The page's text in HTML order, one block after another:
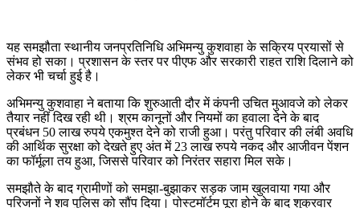
यह समझौता स्थानीय जनप्रतिनिधि अभिमन्यु कुशवाहा के सक्रिय प्रयासों से
संभव हो सका। प्रशासन के स्तर पर पीएफ और सरकारी राहत राशि दिलाने को
लेकर भी चर्चा हुई है।
अभिमन्यु कुशवाहा ने बताया कि शुरुआती दौर में कंपनी उचित मुआवजे को लेकर
तैयार नहीं दिख रही थी। श्रम कानूनों और नियमों का हवाला देने के बाद
प्रबंधन 50 लाख रुपये एकमुश्त देने को राजी हुआ। परंतु परिवार की लंबी अवधि
की आर्थिक सुरक्षा को देखते हुए अंत में 23 लाख रुपये नकद और आजीवन पेंशन
का फॉर्मूला तय हुआ, जिससे परिवार को निरंतर सहारा मिल सके।
समझौते के बाद ग्रामीणों को समझा-बुझाकर सड़क जाम खुलवाया गया और
परिजनों ने शव पुलिस को सौंप दिया। पोस्टमॉर्टम पूरा होने के बाद शुक्रवार